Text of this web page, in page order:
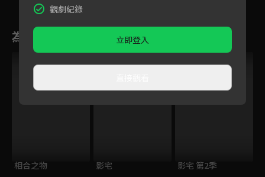
為您推薦
相合之物 影宅 影宅 第2季
觀劇紀錄
立即登入